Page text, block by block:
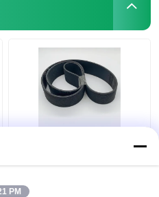
मिमी सक्शन बेल्ट
PM